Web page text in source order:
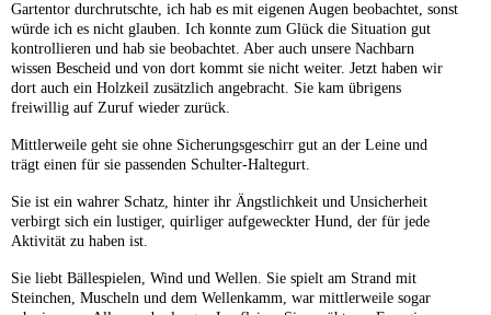
Gartentor durchrutschte, ich hab es mit eigenen Augen beobachtet, sonst
würde ich es nicht glauben. Ich konnte zum Glück die Situation gut
kontrollieren und hab sie beobachtet. Aber auch unsere Nachbarn
wissen Bescheid und von dort kommt sie nicht weiter. Jetzt haben wir
dort auch ein Holzkeil zusätzlich angebracht. Sie kam übrigens
freiwillig auf Zuruf wieder zurück.
Mittlerweile geht sie ohne Sicherungsgeschirr gut an der Leine und
trägt einen für sie passenden Schulter-Haltegurt.
Sie ist ein wahrer Schatz, hinter ihr Ängstlichkeit und Unsicherheit
verbirgt sich ein lustiger, quirliger aufgeweckter Hund, der für jede
Aktivität zu haben ist.
Sie liebt Bällespielen, Wind und Wellen. Sie spielt am Strand mit
Steinchen, Muscheln und dem Wellenkamm, war mittlerweile sogar